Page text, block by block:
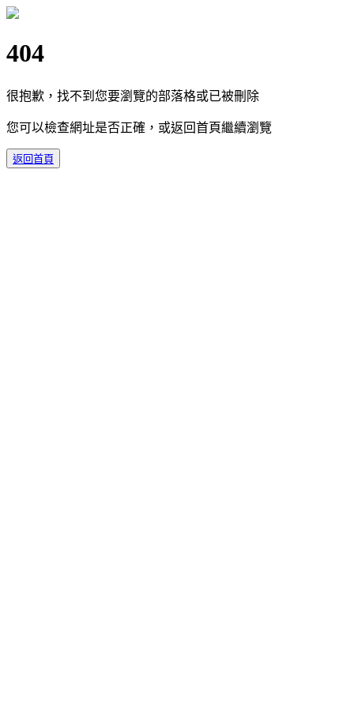
404
很抱歉，找不到您要瀏覽的部落格或已被刪除
您可以檢查網址是否正確，或返回首頁繼續瀏覽
返回首頁